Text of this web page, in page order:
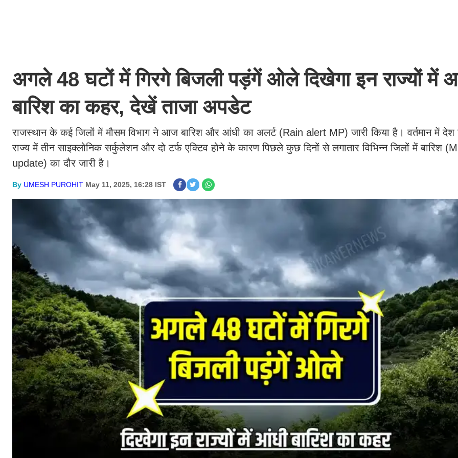
अगले 48 घटों में गिरगे बिजली पड़ंगें ओले दिखेगा इन राज्यों में
बारिश का कहर, देखें ताजा अपडेट
राजस्थान के कई जिलों में मौसम विभाग ने आज बारिश और आंधी का अलर्ट (Rain alert MP) जारी किया है। वर्तमान में
राज्य में तीन साइक्लोनिक सर्कुलेशन और दो टर्फ एक्टिव होने के कारण पिछले कुछ दिनों से लगातार विभिन्न जिलों में बारिश
update) का दौर जारी है।
By UMESH PUROHIT May 11, 2025, 16:28 IST